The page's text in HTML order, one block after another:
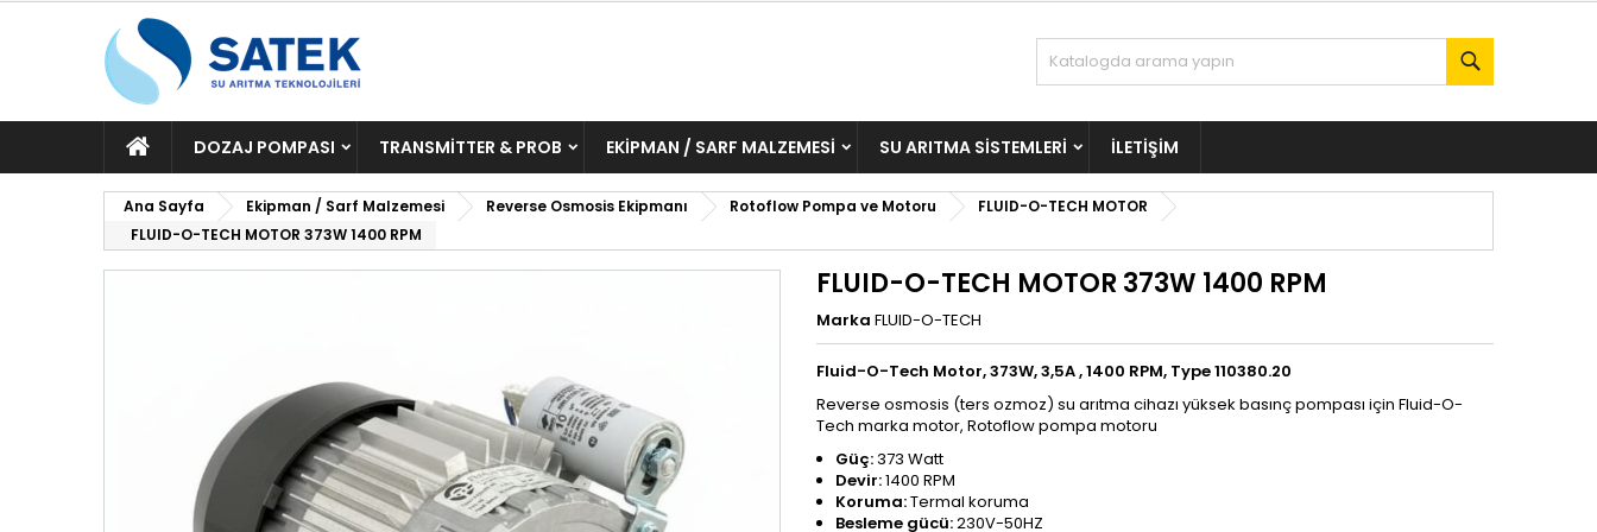
ANA
SAYFA
DOZAJ POMPASI TRANSMITTER & PROB EKIPMAN / SARF MALZEMESI SU ARITMA SISTEMLERI İLETIŞIM
Ana Sayfa Ekipman / Sarf Malzemesi Reverse Osmosis Ekipmanı Rotoflow Pompa ve Motoru
FLUID-O-TECH MOTOR
FLUID-O-TECH MOTOR 373W 1400 RPM
FLUID-O-TECH MOTOR 373W 1400 RPM
Marka FLUID-O-TECH
Fluid-O-Tech Motor, 373W, 3,5A , 1400 RPM, Type 110380.20
Reverse osmosis (ters ozmoz) su arıtma cihazı yüksek basınç pompası için Fluid-O-
Tech marka motor, Rotoflow pompa motoru
Güç:373 Watt
Devir:1400 RPM
Koruma:Termal koruma
Besleme gücü:230V-50HZ